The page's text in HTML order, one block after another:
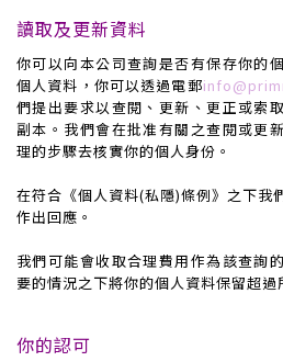
讀取及更新資料
你可以向本公司查詢是否有保存你的
個人資料，你可以透過電郵
們提出要求以查閱、更新、更正或索
副本。我們會在批准有關之查閱或更
理的步驟去核實你的個人身份。
在符合《個人資料(私隱)條例》之下我
作出回應。
我們可能會收取合理費用作為該查詢
要的情況之下將你的個人資料保留超過
你的認可